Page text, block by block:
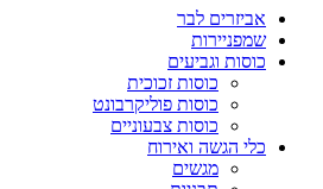
אביזרים לבר
שמפניירות
כוסות וגביעים
כוסות זכוכית
כוסות פוליקרבונט
כוסות צבעוניים
כלי הגשה ואירוח
מגשים